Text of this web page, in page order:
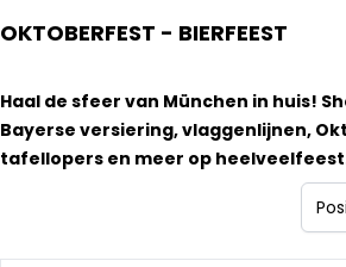
OKTOBERFEST - BIERFEEST
Haal de sfeer van München in huis!
Bayerse versiering, vlaggenlijnen,
tafellopers en meer op